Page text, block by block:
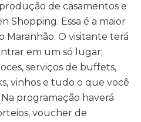
de casamentos e
Shopping. Essa é a maior
Maranhão. O visitante terá
em um só lugar;
serviços de buffets,
vinhos e tudo o que você
programação haverá
voucher de